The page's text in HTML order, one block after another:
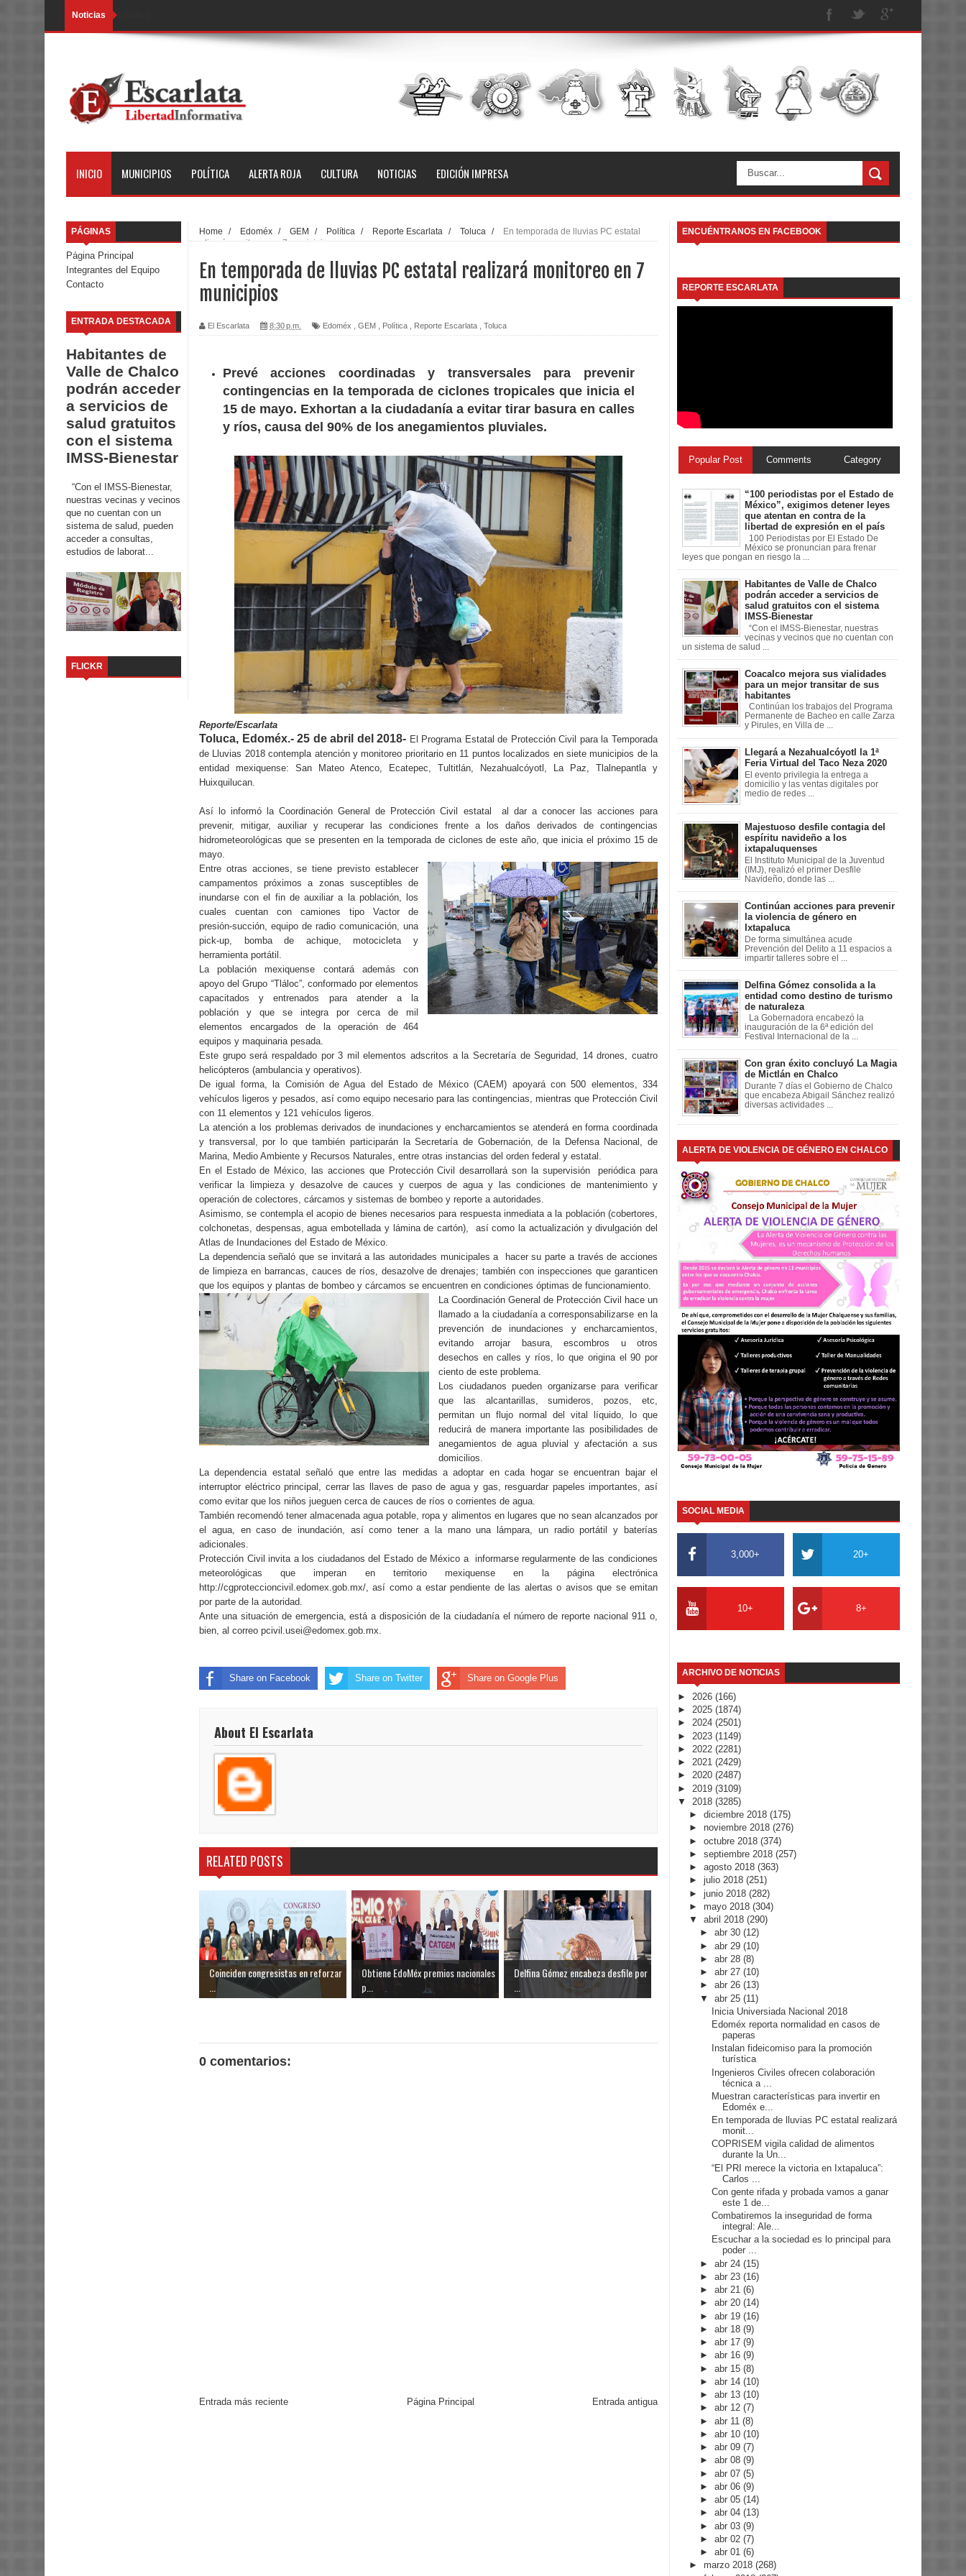
Noticias
INICIO MUNICIPIOS POLÍTICA ALERTA ROJA CULTURA NOTICIAS EDICIÓN IMPRESA
PÁGINAS
Página Principal
Integrantes del Equipo
Contacto
ENTRADA DESTACADA
Habitantes de
Valle de Chalco
podrán acceder
a servicios de
salud gratuitos
con el sistema
IMSS-Bienestar
“Con el IMSS-Bienestar,
nuestras vecinas y vecinos
que no cuentan con un
sistema de salud, pueden
acceder a consultas,
estudios de laborat...
FLICKR
Home / Edoméx / GEM / Política / Reporte Escarlata / Toluca /
En temporada de lluvias PC estatal
realizará monitoreo en 7 municipios
En temporada de lluvias PC estatal realizará monitoreo en 7
municipios
El Escarlata 8:30 p.m. Edoméx GEM Política Reporte Escarlata Toluca
Prevé acciones coordinadas y transversales para prevenir
contingencias en la temporada de ciclones tropicales que inicia el
15 de mayo. Exhortan a la ciudadanía a evitar tirar basura en calles
y ríos, causa del 90% de los anegamientos pluviales.
Reporte/Escarlata
Toluca, Edoméx.- 25 de abril del 2018- El Programa Estatal de Protección Civil para la Temporada
de Lluvias 2018 contempla atención y monitoreo prioritario en 11 puntos localizados en siete municipios de la
entidad mexiquense: San Mateo Atenco, Ecatepec, Tultitlán, Nezahualcóyotl, La Paz, Tlalnepantla y
Huixquilucan.
Así lo informó la Coordinación General de Protección Civil estatal
al dar a conocer las acciones para
prevenir, mitigar, auxiliar y recuperar las condiciones frente a los daños derivados de contingencias
hidrometeorológicas que se presenten en la temporada de ciclones de este año, que inicia el próximo 15 de
mayo.
Entre otras acciones, se tiene previsto establecer
campamentos próximos a zonas susceptibles de
inundarse con el fin de auxiliar a la población, los
cuales cuentan con camiones tipo Vactor de
presión-succión, equipo de radio comunicación, una
pick-up, bomba de achique, motocicleta y
herramienta portátil.
La población mexiquense contará además con
apoyo del Grupo “Tláloc”, conformado por elementos
capacitados y entrenados para atender a la
población y que se integra por cerca de mil
elementos encargados de la operación de 464
equipos y maquinaria pesada.
Este grupo será respaldado por 3 mil elementos adscritos a la Secretaría de Seguridad, 14 drones, cuatro
helicópteros (ambulancia y operativos).
De igual forma, la Comisión de Agua del Estado de México (CAEM) apoyará con 500 elementos, 334
vehículos ligeros y pesados, así como equipo necesario para las contingencias, mientras que Protección Civil
con 11 elementos y 121 vehículos ligeros.
La atención a los problemas derivados de inundaciones y encharcamientos se atenderá en forma coordinada
y transversal, por lo que también participarán la Secretaría de Gobernación, de la Defensa Nacional, de
Marina, Medio Ambiente y Recursos Naturales, entre otras instancias del orden federal y estatal.
En el Estado de México, las acciones que Protección Civil desarrollará son la supervisión
periódica para
verificar la limpieza y desazolve de cauces y cuerpos de agua y las condiciones de mantenimiento y
operación de colectores, cárcamos y sistemas de bombeo y reporte a autoridades.
Asimismo, se contempla el acopio de bienes necesarios para respuesta inmediata a la población (cobertores,
colchonetas, despensas, agua embotellada y lámina de cartón),
así como la actualización y divulgación del
Atlas de Inundaciones del Estado de México.
La dependencia señaló que se invitará a las autoridades municipales a
hacer su parte a través de acciones
de limpieza en barrancas, cauces de ríos, desazolve de drenajes; también con inspecciones que garanticen
que los equipos y plantas de bombeo y cárcamos se encuentren en condiciones óptimas de funcionamiento.
La Coordinación General de Protección Civil hace un
llamado a la ciudadanía a corresponsabilizarse en la
prevención de inundaciones y encharcamientos,
evitando arrojar basura, escombros u otros
desechos en calles y ríos, lo que origina el 90 por
ciento de este problema.
Los ciudadanos pueden organizarse para verificar
que las alcantarillas, sumideros, pozos, etc,
permitan un flujo normal del vital líquido, lo que
reducirá de manera importante las posibilidades de
anegamientos de agua pluvial y afectación a sus
domicilios.
La dependencia estatal señaló que entre las medidas a adoptar en cada hogar se encuentran bajar el
interruptor eléctrico principal, cerrar las llaves de paso de agua y gas, resguardar papeles importantes, así
como evitar que los niños jueguen cerca de cauces de ríos o corrientes de agua.
También recomendó tener almacenada agua potable, ropa y alimentos en lugares que no sean alcanzados por
el agua, en caso de inundación, así como tener a la mano una lámpara, un radio portátil y baterías
adicionales.
Protección Civil invita a los ciudadanos del Estado de México a
informarse regularmente de las condiciones
meteorológicas que imperan en territorio mexiquense en la página electrónica
http://cgproteccioncivil.edomex.gob.mx/, así como a estar pendiente de las alertas o avisos que se emitan
por parte de la autoridad.
Ante una situación de emergencia, está a disposición de la ciudadanía el número de reporte nacional 911 o,
bien, al correo pcivil.usei@edomex.gob.mx.
Share on Facebook Share on Twitter Share on Google Plus
About El Escarlata
RELATED POSTS
Coinciden congresistas en reforzar
Obtiene EdoMéx premios nacionales
p...
Delfina Gómez encabeza desfile por
0 comentarios:
Entrada más reciente Entrada antigua
Página Principal
ENCUÉNTRANOS EN FACEBOOK
REPORTE ESCARLATA
Popular Post Comments Category
“100 periodistas por el Estado de
México”, exigimos detener leyes
que atentan en contra de la
libertad de expresión en el país
100 Periodistas por El Estado De
México se pronuncian para frenar
leyes que pongan en riesgo la ...
Habitantes de Valle de Chalco
podrán acceder a servicios de
salud gratuitos con el sistema
IMSS-Bienestar
“Con el IMSS-Bienestar, nuestras
vecinas y vecinos que no cuentan con
un sistema de salud ...
Coacalco mejora sus vialidades
para un mejor transitar de sus
habitantes
Continúan los trabajos del Programa
Permanente de Bacheo en calle Zarza
y Pirules, en Villa de ...
Llegará a Nezahualcóyotl la 1ª
Feria Virtual del Taco Neza 2020
El evento privilegia la entrega a
domicilio y las ventas digitales por
medio de redes ...
Majestuoso desfile contagia del
espíritu navideño a los
ixtapaluquenses
El Instituto Municipal de la Juventud
(IMJ), realizó el primer Desfile
Navideño, donde las ...
Continúan acciones para prevenir
la violencia de género en
Ixtapaluca
De forma simultánea acude
Prevención del Delito a 11 espacios a
impartir talleres sobre el ...
Delfina Gómez consolida a la
entidad como destino de turismo
de naturaleza
La Gobernadora encabezó la
inauguración de la 6ª edición del
Festival Internacional de la ...
Con gran éxito concluyó La Magia
de Mictlán en Chalco
Durante 7 días el Gobierno de Chalco
que encabeza Abigail Sánchez realizó
diversas actividades ...
ALERTA DE VIOLENCIA DE GÉNERO EN CHALCO
SOCIAL MEDIA
3,000+ 20+
10+ 8+
ARCHIVO DE NOTICIAS
► 2026 (166)
► 2025 (1874)
► 2024 (2501)
► 2023 (1149)
► 2022 (2281)
► 2021 (2429)
► 2020 (2487)
► 2019 (3109)
▼ 2018 (3285)
► diciembre 2018 (175)
► noviembre 2018 (276)
► octubre 2018 (374)
► septiembre 2018 (257)
► agosto 2018 (363)
► julio 2018 (251)
► junio 2018 (282)
► mayo 2018 (304)
▼ abril 2018 (290)
►abr 30(12)
►abr 29(10)
►abr 28(8)
►abr 27(10)
►abr 26(13)
▼abr 25(11)
Inicia Universiada Nacional 2018
Edoméx reporta normalidad en casos de
paperas
Instalan fideicomiso para la promoción
turística
Ingenieros Civiles ofrecen colaboración
técnica a ...
Muestran características para invertir en
Edoméx e...
En temporada de lluvias PC estatal realizará
monit...
COPRISEM vigila calidad de alimentos
durante la Un...
“El PRI merece la victoria en Ixtapaluca”:
Carlos ...
Con gente rifada y probada vamos a ganar
este 1 de...
Combatiremos la inseguridad de forma
integral: Ale...
Escuchar a la sociedad es lo principal para
poder ...
►abr 24(15)
►abr 23(16)
►abr 21(6)
►abr 20(14)
►abr 19(16)
►abr 18(9)
►abr 17(9)
►abr 16(9)
►abr 15(8)
►abr 14(10)
►abr 13(10)
►abr 12(7)
►abr 11(8)
►abr 10(10)
►abr 09(7)
►abr 08(9)
►abr 07(5)
►abr 06(9)
►abr 05(14)
►abr 04(13)
►abr 03(9)
►abr 02(7)
►abr 01(6)
► marzo 2018 (268)